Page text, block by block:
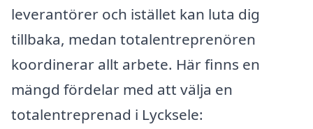
leverantörer och istället kan luta dig
tillbaka, medan totalentreprenören
koordinerar allt arbete. Här finns en
mängd fördelar med att välja en
totalentreprenad i Lycksele: